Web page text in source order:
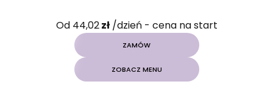
Od 44,02zł/dzień - cena na start
ZAMÓW
ZOBACZ MENU